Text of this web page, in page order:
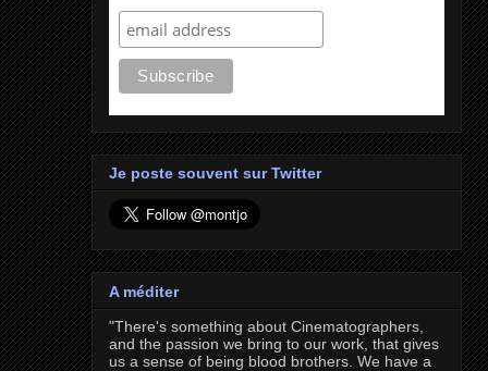
Je poste souvent sur Twitter
A méditer
"There's something about Cinematographers,
and the passion we bring to our work, that gives
us a sense of being blood brothers. We have a